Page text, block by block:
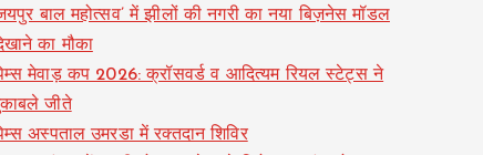
बाल महोत्सव’ में झीलों की नगरी का नया बिज़नेस मॉडल
का मौका
मेवाड़ कप 2026: क्रॉसवर्ड व आदित्यम रियल स्टेट्स ने
जीते
अस्पताल उमरडा में रक्तदान शिविर